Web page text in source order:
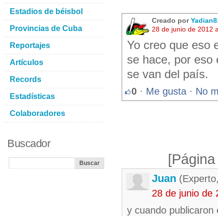
Creado por
28 de junio de 2012
Yo creo que eso
se hace, por eso
se van del país.
0 · Me gusta · No
Juan
28 de junio de
y cuando publicaron
Estadios de béisbol
Provincias de Cuba
Reportajes
Artículos
Records
Estadísticas
Colaboradores
Buscador